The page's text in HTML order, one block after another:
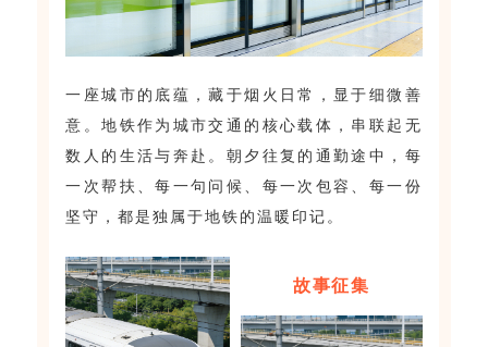
一座城市的底蕴，藏于烟火日常，显于细微善
意。地铁作为城市交通的核心载体，串联起无
数人的生活与奔赴。朝夕往复的通勤途中，每
一次帮扶、每一句问候、每一次包容、每一份
坚守，都是独属于地铁的温暖印记。
故事征集